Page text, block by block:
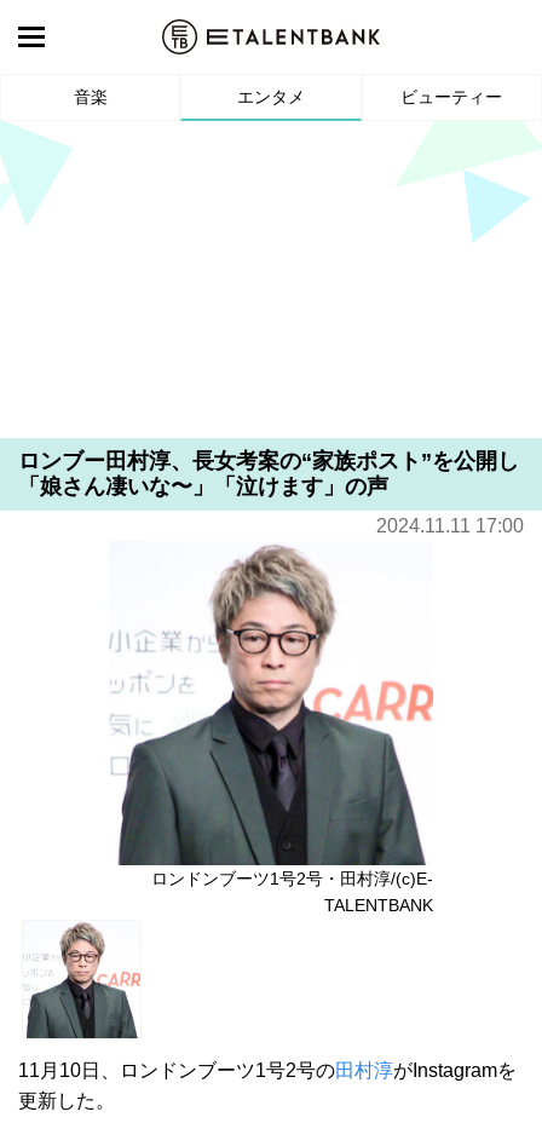
音楽 エンタメ ビューティー
ロンブー田村淳、長女考案の“家族ポスト”を公開し
「娘さん凄いな〜」「泣けます」の声
2024.11.11 17:00
ロンドンブーツ1号2号・田村淳/(c)E-
TALENTBANK
11月10日、ロンドンブーツ1号2号の田村淳がInstagramを
更新した。